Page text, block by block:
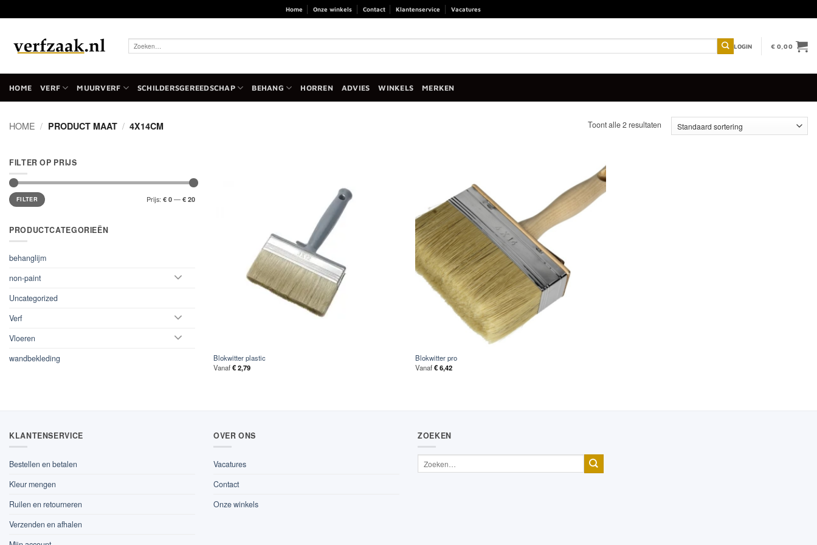
naar
Home Onze winkels Contact Klantenservice Vacatures
Zoeken
naar:
LOGIN €0,00
HOME VERF MUURVERF SCHILDERSGEREEDSCHAP BEHANG HORREN ADVIES WINKELS MERKEN
HOME / PRODUCT MAAT / 4X14CM Toont alle 2 resultaten
FILTER OP PRIJS
Min.
prijs
Max.
prijsFILTER Prijs: € 0 — € 20
PRODUCTCATEGORIEËN
behanglijm
non-paint
Uncategorized
Verf
Vloeren
wandbekleding
Blokwitter plastic
Vanaf €2,79
Blokwitter pro
Vanaf €6,42
KLANTENSERVICE
Bestellen en betalen
Kleur mengen
Ruilen en retourneren
Verzenden en afhalen
OVER ONS
Vacatures
Contact
Onze winkels
ZOEKEN